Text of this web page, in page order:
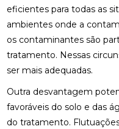
eficientes para todas as
ambientes onde a
os contaminantes são
tratamento. Nessas
ser mais adequadas.
Outra desvantagem
favoráveis do solo e das
do tratamento.